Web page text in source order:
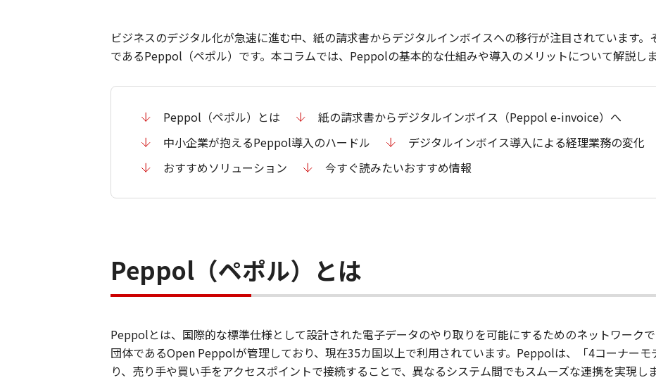
ビジネスのデジタル化が急速に進む中、紙の請求書からデジタルインボイスへの移行が注目されています
であるPeppol（ペポル）です。本コラムでは、Peppolの基本的な仕組みや導入のメリットについて解説しま
Peppol（ペポル）とは
紙の請求書からデジタルインボイス（Peppol e-invoice）へ
中小企業が抱えるPeppol導入のハードル
デジタルインボイス導入による経理業務の変化
おすすめソリューション
今すぐ読みたいおすすめ情報
Peppol（ペポル）とは
Peppolとは、国際的な標準仕様として設計された電子データのやり取りを可能にするためのネットワーク
団体であるOpen Peppolが管理しており、現在35カ国以上で利用されています。Peppolは、「4コーナー
り、売り手や買い手をアクセスポイントで接続することで、異なるシステム間でもスムーズな連携を実現しま